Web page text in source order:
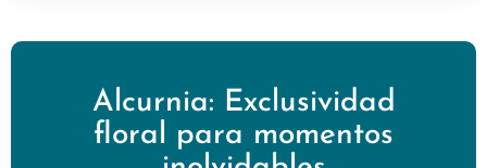
Alcurnia: Exclusividad
floral para momentos